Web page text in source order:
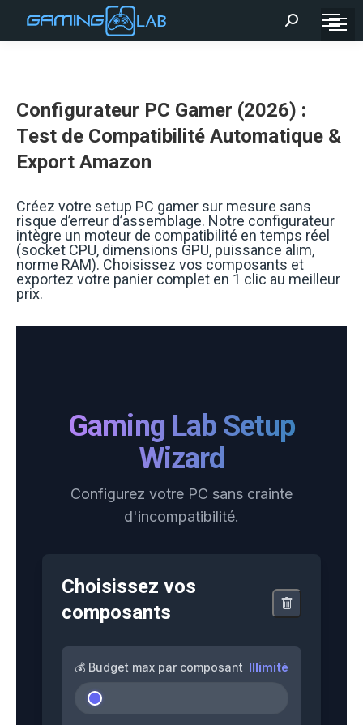
Recherche
Configurateur PC Gamer (2026) :
Test de Compatibilité Automatique &
Export Amazon
Créez votre setup PC gamer sur mesure sans
risque d’erreur d’assemblage. Notre configurateur
intègre un moteur de compatibilité en temps réel
(socket CPU, dimensions GPU, puissance alim,
norme RAM). Choisissez vos composants et
exportez votre panier complet en 1 clic au meilleur
prix.
Gaming Lab Setup
Wizard
Configurez votre PC sans crainte
d'incompatibilité.
Choisissez vos
composants
💰 Budget max par composant Illimité